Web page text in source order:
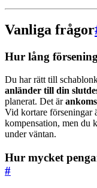
Vanliga frågor
Hur lång
Du har rätt till
anländer till din
planerat. Det är
Vid kortare förseningar
kompensation, men du
under väntan.
Hur mycket
#